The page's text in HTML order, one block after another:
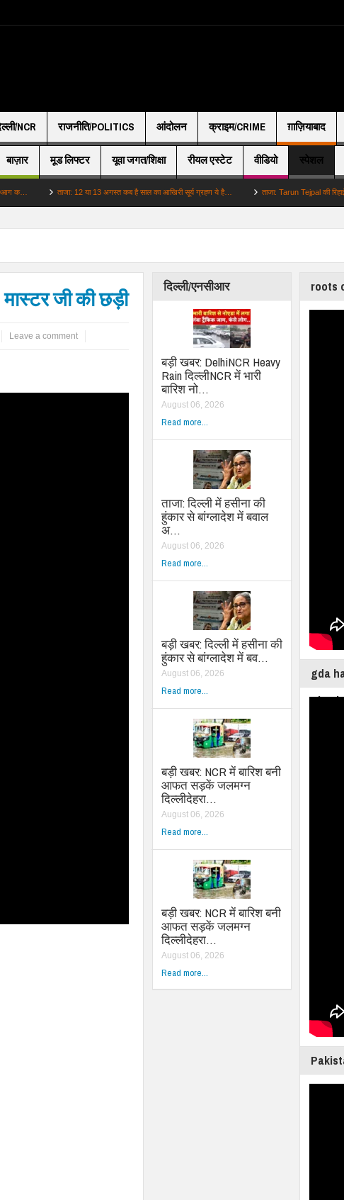
NCR राजनीति/POLITICS आंदोलन क्राइम/CRIME ग़ाज़ियाबाद
बाज़ार मूड लिफ्टर यूवा जगत/शिक्षा रीयल एस्टेट वीडियो स्पेशल
ताजा: 12 या 13 अगस्त कब है साल का आखिरी सूर्य ग्रहण ये है… ताजा: Tarun Tejpal की रिहाई पर
जी की छड़ी
Leave a comment
दिल्ली/एनसीआर
बड़ी खबर: DelhiNCR Heavy
Rain दिल्लीNCR में भारी
बारिश नो…
August 06, 2026
Read more...
ताजा: दिल्ली में हसीना की
हुंकार से बांग्लादेश में बवाल
अ…
August 06, 2026
Read more...
बड़ी खबर: दिल्ली में हसीना की
हुंकार से बांग्लादेश में बव…
August 06, 2026
Read more...
बड़ी खबर: NCR में बारिश बनी
आफत सड़कें जलमग्न
दिल्लीदेहरा…
August 06, 2026
Read more...
बड़ी खबर: NCR में बारिश बनी
आफत सड़कें जलमग्न
दिल्लीदेहरा…
August 06, 2026
Read more...
roots
gda